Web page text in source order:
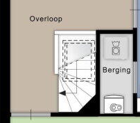
berging en
bekend om
diverse